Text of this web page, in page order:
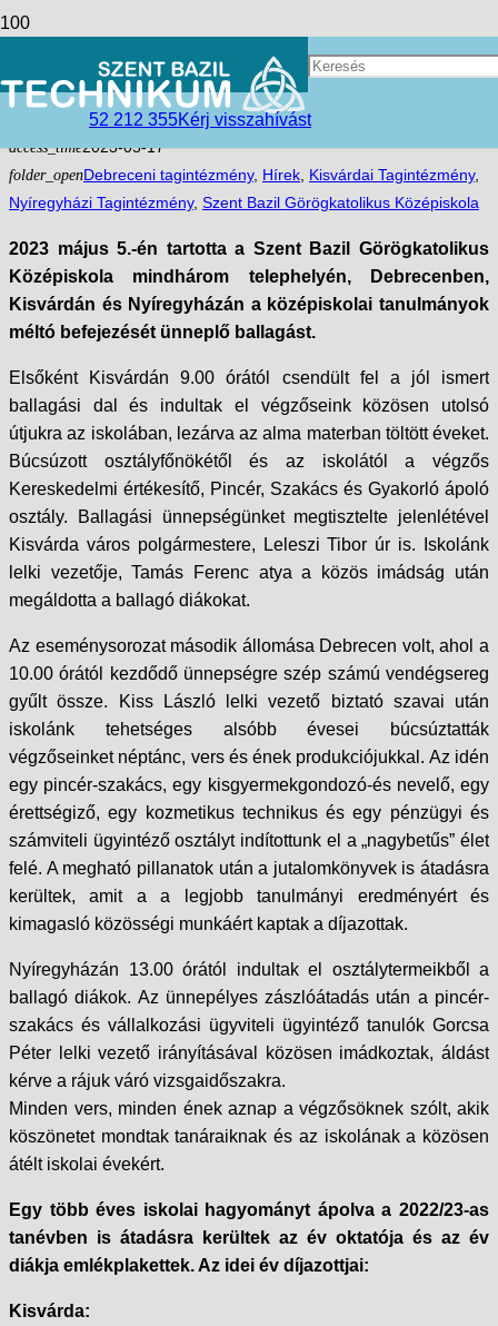
52 212 355Kérj visszahívást
„Az új kezdetek legjobb időpontja
a MOST!”
access_time2023-05-17
folder_openDebreceni tagintézmény, Hírek Kisvárdai Tagintézmény,
Nyíregyházi Tagintézmény, Szent Bazil Görögkatolikus Középiskola
2023 május 5.-én tartotta a Szent Bazil Görögkatolikus
Középiskola mindhárom telephelyén, Debrecenben,
Kisvárdán és Nyíregyházán a középiskolai tanulmányok
méltó befejezését ünneplő ballagást.
Elsőként Kisvárdán 9.00 órától csendült fel a jól ismert
ballagási dal és indultak el végzőseink közösen utolsó
útjukra az iskolában, lezárva az alma materban töltött éveket.
Búcsúzott osztályfőnökétől és az iskolától a végzős
Kereskedelmi értékesítő, Pincér, Szakács és Gyakorló ápoló
osztály. Ballagási ünnepségünket megtisztelte jelenlétével
Kisvárda város polgármestere, Leleszi Tibor úr is. Iskolánk
lelki vezetője, Tamás Ferenc atya a közös imádság után
megáldotta a ballagó diákokat.
Az eseménysorozat második állomása Debrecen volt, ahol a
10.00 órától kezdődő ünnepségre szép számú vendégsereg
gyűlt össze. Kiss László lelki vezető biztató szavai után
iskolánk tehetséges alsóbb évesei búcsúztatták
végzőseinket néptánc, vers és ének produkciójukkal. Az idén
egy pincér-szakács, egy kisgyermekgondozó-és nevelő, egy
érettségiző, egy kozmetikus technikus és egy pénzügyi és
számviteli ügyintéző osztályt indítottunk el a „nagybetűs” élet
felé. A megható pillanatok után a jutalomkönyvek is átadásra
kerültek, amit a a legjobb tanulmányi eredményért és
kimagasló közösségi munkáért kaptak a díjazottak.
Nyíregyházán 13.00 órától indultak el osztálytermeikből a
ballagó diákok. Az ünnepélyes zászlóátadás után a pincér-
szakács és vállalkozási ügyviteli ügyintéző tanulók Gorcsa
Péter lelki vezető irányításával közösen imádkoztak, áldást
kérve a rájuk váró vizsgaidőszakra.
Minden vers, minden ének aznap a végzősöknek szólt, akik
köszönetet mondtak tanáraiknak és az iskolának a közösen
átélt iskolai évekért.
Egy több éves iskolai hagyományt ápolva a 2022/23-as
tanévben is átadásra kerültek az év oktatója és az év
diákja emlékplakettek. Az idei év díjazottjai:
Kisvárda: